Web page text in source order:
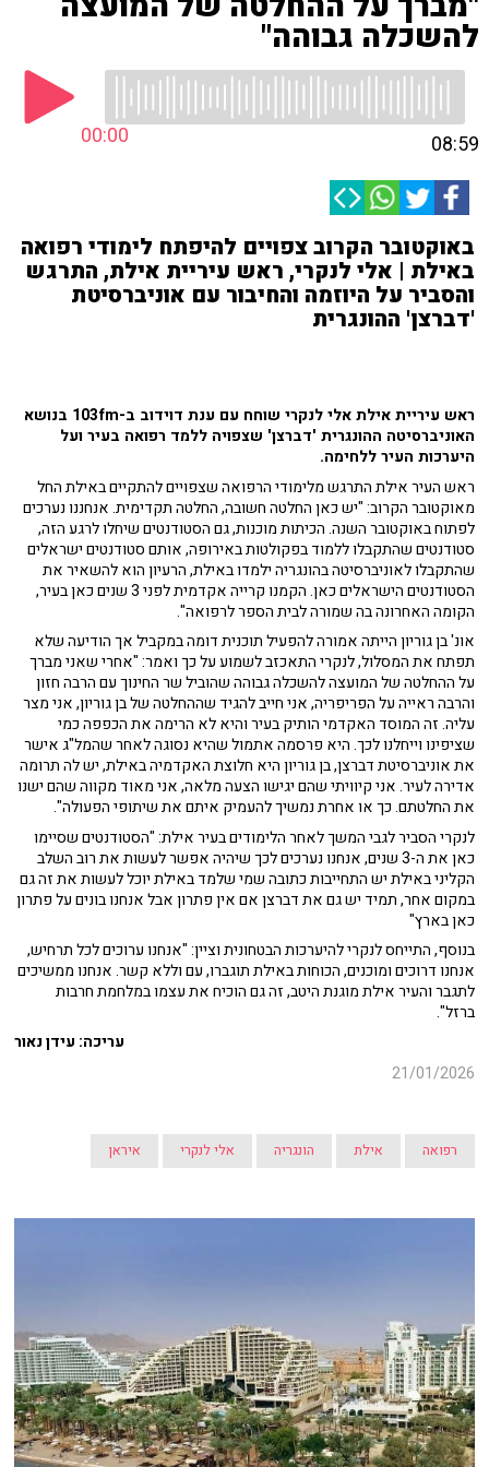
להשכלה גבוהה"
00:00 08:59
באוקטובר הקרוב צפויים להיפתח לימודי רפואה
באילת | אלי לנקרי, ראש עיריית אילת, התרגש
והסביר על היוזמה והחיבור עם אוניברסיטת
'דברצן' ההונגרית
ראש עיריית אילת אלי לנקרי שוחח עם ענת דוידוב ב-103fm בנושא
האוניברסיטה ההונגרית 'דברצן' שצפויה ללמד רפואה בעיר ועל
היערכות העיר ללחימה.
ראש העיר אילת התרגש מלימודי הרפואה שצפויים להתקיים באילת החל
מאוקטובר הקרוב: "יש כאן החלטה חשובה, החלטה תקדימית. אנחננו נערכים
לפתוח באוקטובר השנה. הכיתות מוכנות, גם הסטודנטים שיחלו לרגע הזה,
סטודנטים שהתקבלו ללמוד בפקולטות באירופה, אותם סטודנטים ישראלים
שהתקבלו לאוניברסיטה בהונגריה ילמדו באילת, הרעיון הוא להשאיר את
הסטודנטים הישראלים כאן. הקמנו קרייה אקדמית לפני 3 שנים כאן בעיר,
הקומה האחרונה בה שמורה לבית הספר לרפואה".
אונ' בן גוריון הייתה אמורה להפעיל תוכנית דומה במקביל אך הודיעה שלא
תפתח את המסלול, לנקרי התאכזב לשמוע על כך ואמר: "אחרי שאני מברך
על ההחלטה של המועצה להשכלה גבוהה שהוביל שר החינוך עם הרבה חזון
והרבה ראייה על הפריפריה, אני חייב להגיד שההחלטה של בן גוריון, אני מצר
עליה. זה המוסד האקדמי הותיק בעיר והיא לא הרימה את הכפפה כמי
שציפינו וייחלנו לכך. היא פרסמה אתמול שהיא נסוגה לאחר שהמל"ג אישר
את אוניברסיטת דברצן, בן גוריון היא חלוצת האקדמיה באילת, יש לה תרומה
אדירה לעיר. אני קיוויתי שהם יגישו הצעה מלאה, אני מאוד מקווה שהם ישנו
את החלטתם. כך או אחרת נמשיך להעמיק איתם את שיתופי הפעולה".
לנקרי הסביר לגבי המשך לאחר הלימודים בעיר אילת: "הסטודנטים שסיימו
כאן את ה-3 שנים, אנחנו נערכים לכך שיהיה אפשר לעשות את רוב השלב
הקליני באילת יש התחייבות כתובה שמי שלמד באילת יוכל לעשות את זה גם
במקום אחר, תמיד יש גם את דברצן אם אין פתרון אבל אנחנו בונים על פתרון
כאן בארץ"
בנוסף, התייחס לנקרי להיערכות הבטחונית וציין: "אנחנו ערוכים לכל תרחיש,
אנחנו דרוכים ומוכנים, הכוחות באילת תוגברו, עם וללא קשר. אנחנו ממשיכים
לתגבר והעיר אילת מוגנת היטב, זה גם הוכיח את עצמו במלחמת חרבות
ברזל".
עריכה: עידן נאור
21/01/2026
רפואה אילת הונגריה אלי לנקרי איראן